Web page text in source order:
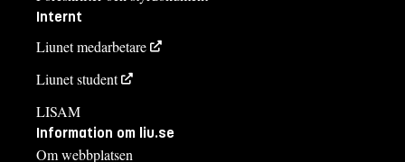
Internt
Liunet medarbetare
Liunet student
LISAM
Information om liu.se
Om webbplatsen